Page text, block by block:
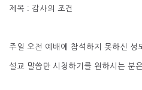
제목 : 감사의 조건
주일 오전 예배에 참석하지 못하신 성
설교 말씀만 시청하기를 원하시는 분